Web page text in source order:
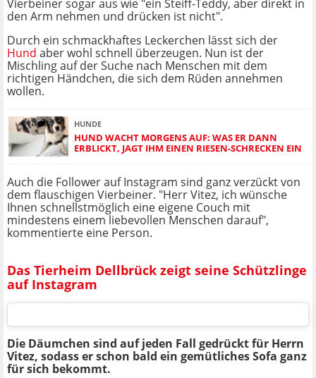
Vierbeiner sogar aus wie "ein Steiff-Teddy, aber direkt in
den Arm nehmen und drücken ist nicht".
Durch ein schmackhaftes Leckerchen lässt sich der
Hund aber wohl schnell überzeugen. Nun ist der
Mischling auf der Suche nach Menschen mit dem
richtigen Händchen, die sich dem Rüden annehmen
wollen.
HUNDE
HUND WACHT MORGENS AUF: WAS ER DANN
ERBLICKT, JAGT IHM EINEN RIESEN-SCHRECKEN EIN
Auch die Follower auf Instagram sind ganz verzückt von
dem flauschigen Vierbeiner. "Herr Vitez, ich wünsche
Ihnen schnellstmöglich eine eigene Couch mit
mindestens einem liebevollen Menschen darauf",
kommentierte eine Person.
Das Tierheim Dellbrück zeigt seine Schützlinge
auf Instagram
Die Däumchen sind auf jeden Fall gedrückt für Herrn
Vitez, sodass er schon bald ein gemütliches Sofa ganz
für sich bekommt.